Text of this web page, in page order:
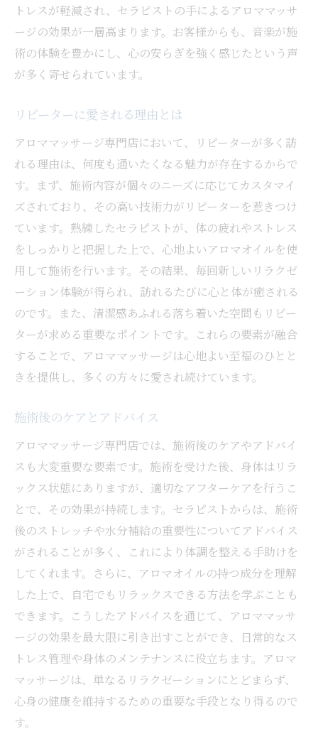
トレスが軽減され、セラピストの手によるアロママッサ
ージの効果が一層高まります。お客様からも、音楽が施
術の体験を豊かにし、心の安らぎを強く感じたという声
が多く寄せられています。
リピーターに愛される理由とは
アロママッサージ専門店において、リピーターが多く訪
れる理由は、何度も通いたくなる魅力が存在するからで
す。まず、施術内容が個々のニーズに応じてカスタマイ
ズされており、その高い技術力がリピーターを惹きつけ
ています。熟練したセラピストが、体の疲れやストレス
をしっかりと把握した上で、心地よいアロマオイルを使
用して施術を行います。その結果、毎回新しいリラクゼ
ーション体験が得られ、訪れるたびに心と体が癒される
のです。また、清潔感あふれる落ち着いた空間もリピー
ターが求める重要なポイントです。これらの要素が融合
することで、アロママッサージは心地よい至福のひとと
きを提供し、多くの方々に愛され続けています。
施術後のケアとアドバイス
アロママッサージ専門店では、施術後のケアやアドバイ
スも大変重要な要素です。施術を受けた後、身体はリラ
ックス状態にありますが、適切なアフターケアを行うこ
とで、その効果が持続します。セラピストからは、施術
後のストレッチや水分補給の重要性についてアドバイス
がされることが多く、これにより体調を整える手助けを
してくれます。さらに、アロマオイルの持つ成分を理解
した上で、自宅でもリラックスできる方法を学ぶことも
できます。こうしたアドバイスを通じて、アロママッサ
ージの効果を最大限に引き出すことができ、日常的なス
トレス管理や身体のメンテナンスに役立ちます。アロマ
マッサージは、単なるリラクゼーションにとどまらず、
心身の健康を維持するための重要な手段となり得るので
す。